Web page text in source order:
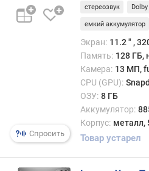
а
т
д
Спросить
стереозвук
емкий аккумулятор
Экран: 11.2 ″ ,
Память: 128 ГБ,
Камера: 13 МП,
CPU (GPU):
ОЗУ: 8 ГБ
Аккумулятор:
Корпус: металл,
Товар устарел